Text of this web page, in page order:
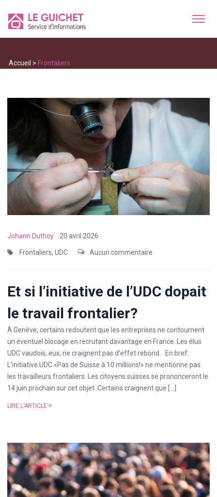
Accueil > Frontaliers
Johann Duthoy 20 avril 2026
Frontaliers, UDC Aucun commentaire
Et si l’initiative de l’UDC dopait
le travail frontalier?
À Genève, certains redoutent que les entreprises ne contournent
un éventuel blocage en recrutant davantage en France. Les élus
UDC vaudois, eux, ne craignent pas d’effet rebond. En bref:
L’initiative UDC «Pas de Suisse à 10 millions!» ne mentionne pas
les travailleurs frontaliers. Les citoyens suisses se prononceront le
14 juin prochain sur cet objet. Certains craignent que […]
LIRE L'ARTICLE